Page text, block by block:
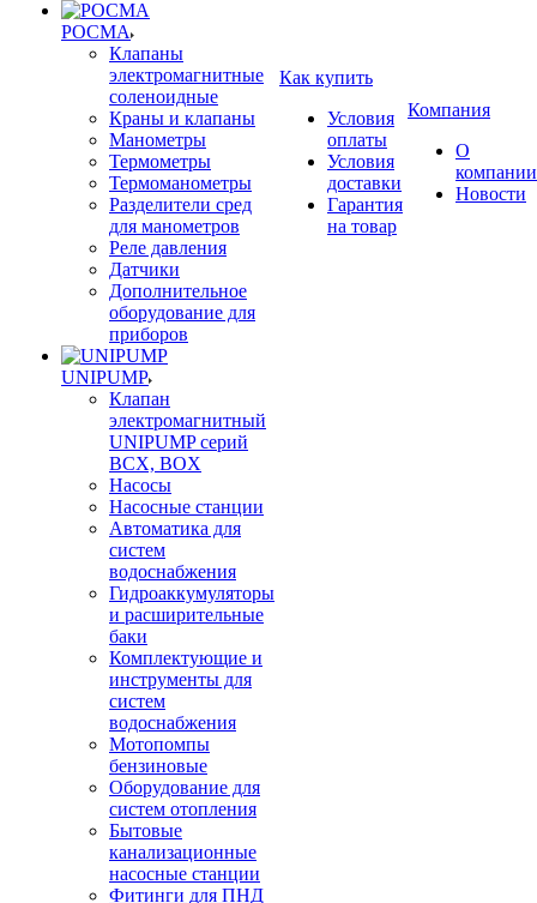
РОСМА
Клапаны
электромагнитные
соленоидные
Краны и клапаны
Манометры
Термометры
Термоманометры
Разделители сред
для манометров
Реле давления
Датчики
Дополнительное
оборудование для
приборов
UNIPUMP
Клапан
электромагнитный
UNIPUMP серий
BCX, BOX
Насосы
Насосные станции
Автоматика для
систем
водоснабжения
Гидроаккумуляторы
и расширительные
баки
Комплектующие и
инструменты для
систем
водоснабжения
Мотопомпы
бензиновые
Оборудование для
систем отопления
Бытовые
канализационные
насосные станции
Фитинги для ПНД
Как купить
Условия
оплаты
Условия
доставки
Гарантия
на товар
Компания
О
компании
Новости